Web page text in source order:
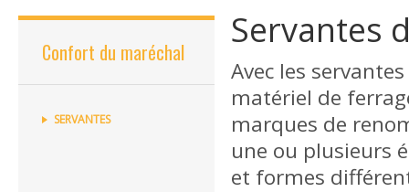
Confort du maréchal
SERVANTES
Servantes
Avec les
matériel de
marques de
une ou plusieurs
et formes